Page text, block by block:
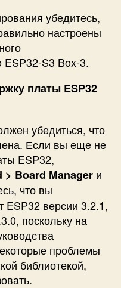
убедитесь,
настроены
S3 Box-3.
платы ESP32
убедиться, что
Если вы еще не
ESP32,
> Board Manager и
что вы
ESP32 версии 3.2.1,
поскольку на
проблемы
библиотекой,